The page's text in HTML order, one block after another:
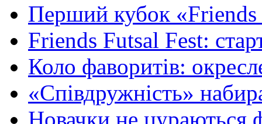
Перший кубок «Friends
Friends Futsal Fest:
Коло фаворитів:
«Співдружність»
Новачки не цураються